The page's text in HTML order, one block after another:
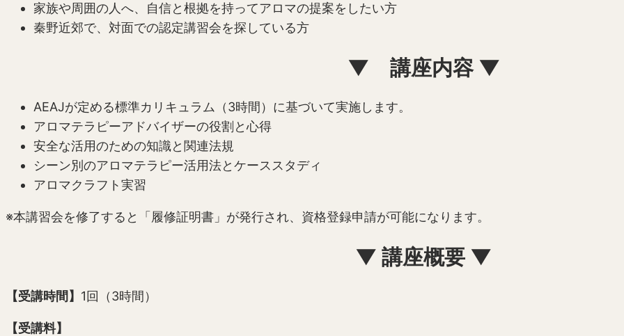
家族や周囲の人へ、自信と根拠を持ってアロマの提案をしたい方
秦野近郊で、対面での認定講習会を探している方
▼ 講座内容 ▼
AEAJが定める標準カリキュラム（3時間）に基づいて実施します。
アロマテラピーアドバイザーの役割と心得
安全な活用のための知識と関連法規
シーン別のアロマテラピー活用法とケーススタディ
アロマクラフト実習
※本講習会を修了すると「履修証明書」が発行され、資格登録申請が可能になります。
▼ 講座概要 ▼
【受講時間】 1回（3時間）
【受講料】